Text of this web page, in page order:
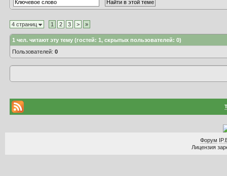
4 страниц 1 2 3 > »
1 чел. читают эту тему (гостей: 1, скрытых пользователей: 0)
Пользователей:0
Форум
Лицензия